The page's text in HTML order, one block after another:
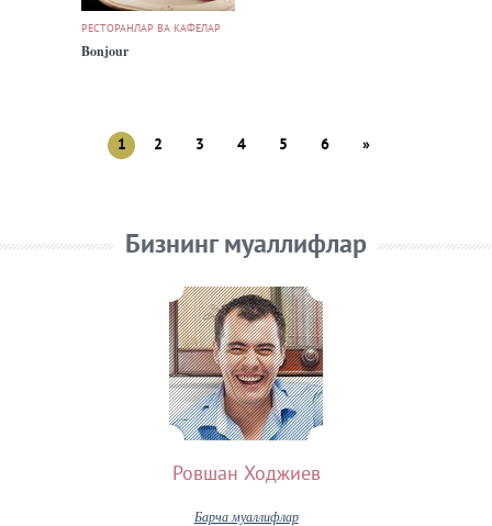
РЕСТОРАНЛАР ВА КАФЕЛАР
Bonjour
1 2 3 4 5 6 »
Бизнинг муаллифлар
Ровшан Ходжиев
Барча муаллифлар